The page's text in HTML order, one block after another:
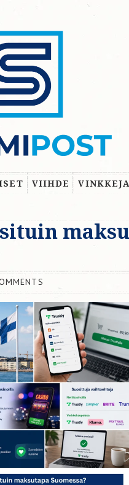
VIIHDE VINKKEJA